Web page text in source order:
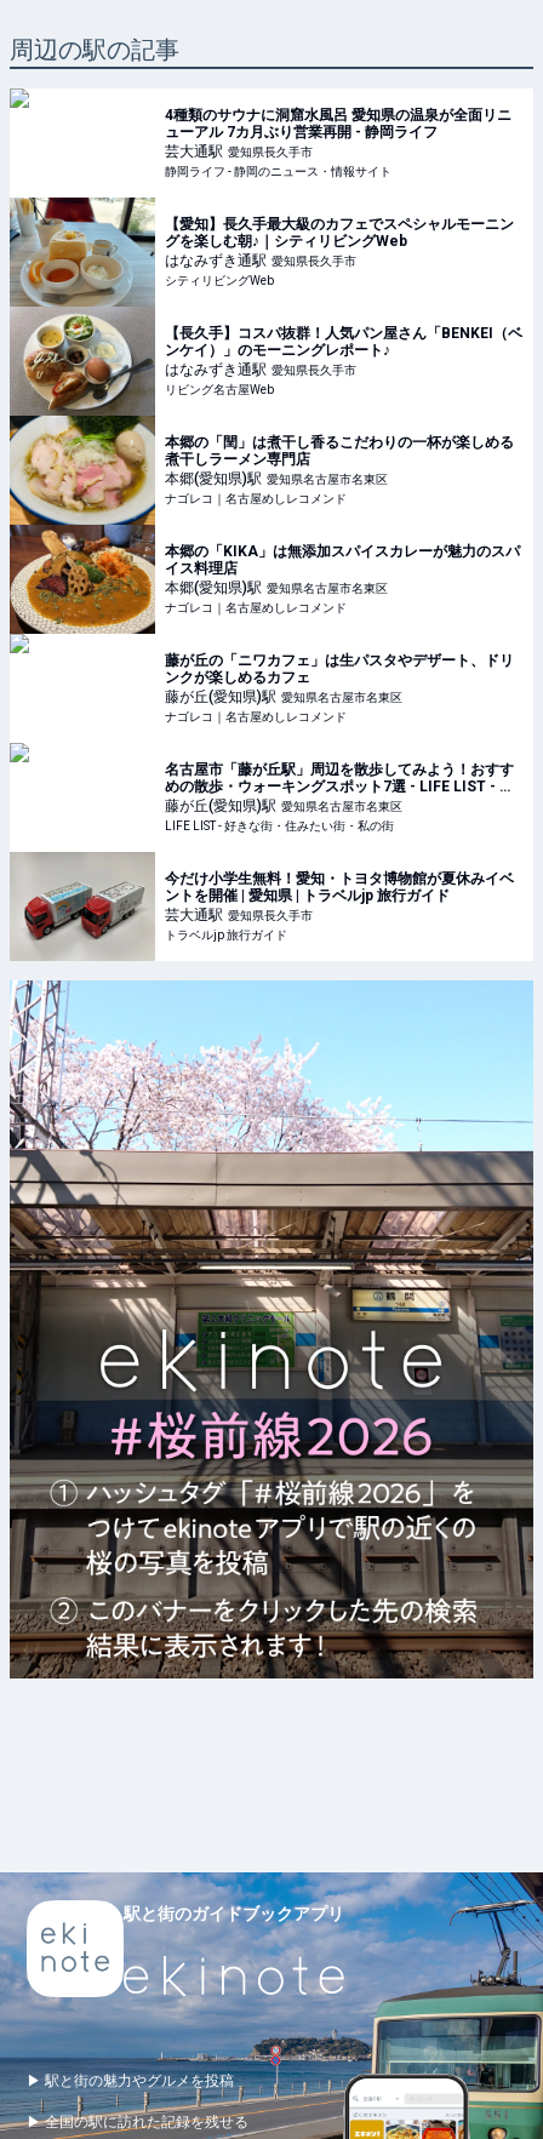
周辺の駅の記事
4種類のサウナに洞窟水風呂 愛知県の温泉が全面リニ
ューアル 7カ月ぶり営業再開 - 静岡ライフ
芸大通駅 愛知県長久手市
静岡ライフ - 静岡のニュース・情報サイト
【愛知】長久手最大級のカフェでスペシャルモーニン
グを楽しむ朝♪｜シティリビングWeb
はなみずき通駅 愛知県長久手市
シティリビングWeb
【長久手】コスパ抜群！人気パン屋さん「BENKEI（ベ
ンケイ）」のモーニングレポート♪
はなみずき通駅 愛知県長久手市
リビング名古屋Web
本郷の「閏」は煮干し香るこだわりの一杯が楽しめる
煮干しラーメン専門店
本郷(愛知県)駅 愛知県名古屋市名東区
ナゴレコ｜名古屋めしレコメンド
本郷の「KIKA」は無添加スパイスカレーが魅力のスパ
イス料理店
本郷(愛知県)駅 愛知県名古屋市名東区
ナゴレコ｜名古屋めしレコメンド
藤が丘の「ニワカフェ」は生パスタやデザート、ドリ
ンクが楽しめるカフェ
藤が丘(愛知県)駅 愛知県名古屋市名東区
ナゴレコ｜名古屋めしレコメンド
名古屋市「藤が丘駅」周辺を散歩してみよう！おすす
めの散歩・ウォーキングスポット7選 - LIFE LIST - 好
きな街・住みたい街・私の街
藤が丘(愛知県)駅 愛知県名古屋市名東区
LIFE LIST - 好きな街・住みたい街・私の街
今だけ小学生無料！愛知・トヨタ博物館が夏休みイベ
ントを開催 | 愛知県 | トラベルjp 旅行ガイド
芸大通駅 愛知県長久手市
トラベルjp 旅行ガイド
駅と街のガイドブックアプリ
▶ 駅と街の魅力やグルメを投稿
▶ 全国の駅に訪れた記録を残せる